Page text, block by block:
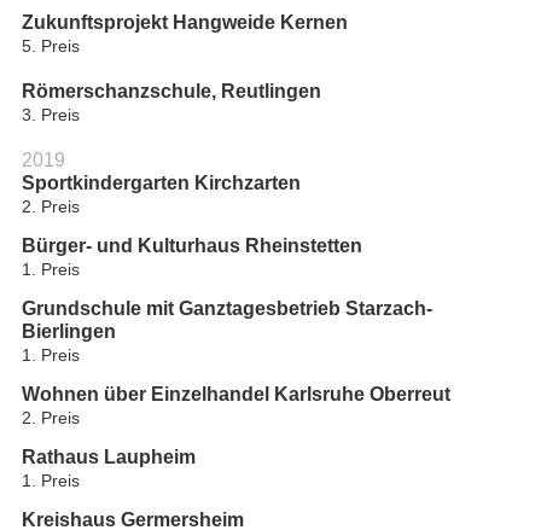
Zukunftsprojekt Hangweide Kernen
5. Preis
Römerschanzschule, Reutlingen
3. Preis
2019
Sportkindergarten Kirchzarten
2. Preis
Bürger- und Kulturhaus Rheinstetten
1. Preis
Grundschule mit Ganztagesbetrieb Starzach-
Bierlingen
1. Preis
Wohnen über Einzelhandel Karlsruhe Oberreut
2. Preis
Rathaus Laupheim
1. Preis
Kreishaus Germersheim